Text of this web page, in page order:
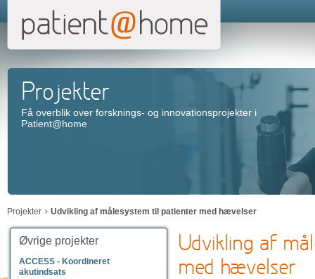
Projekter
Få overblik over forsknings- og innovationsprojekter i
Patient@home
Projekter Udvikling af målesystem til patienter med hævelser
Øvrige projekter
ACCESS - Koordineret
akutindsats
Udvikling af
med hævelser